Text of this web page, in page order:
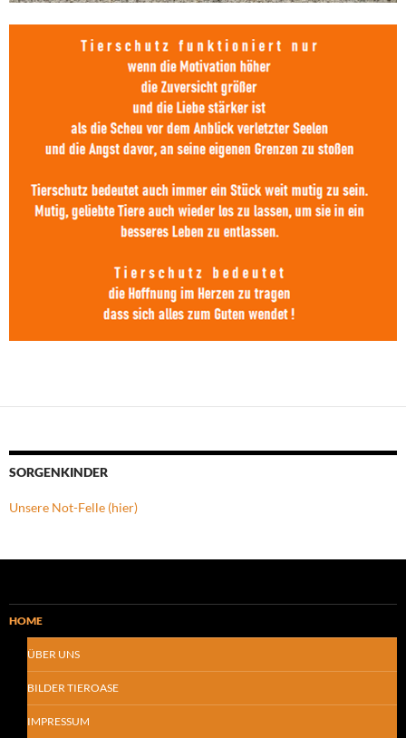
SORGENKINDER
Unsere Not-Felle (hier)
HOME
ÜBER UNS
BILDER TIEROASE
IMPRESSUM